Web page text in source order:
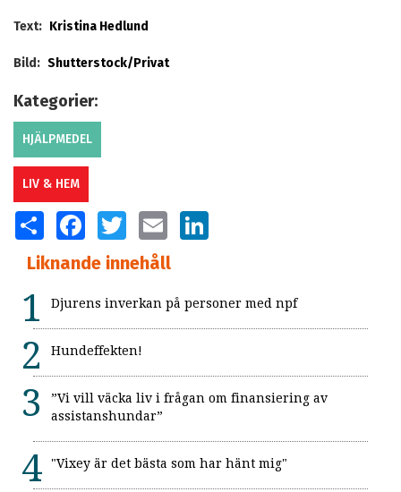
Text: Kristina Hedlund
Bild: Shutterstock/Privat
Kategorier:
HJÄLPMEDEL
LIV & HEM
SHARE FACEBOOKTWITTER EMAIL
Liknande innehåll
Djurens inverkan på personer med npf
Hundeffekten!
”Vi vill väcka liv i frågan om finansiering av
assistanshundar”
"Vixey är det bästa som har hänt mig"